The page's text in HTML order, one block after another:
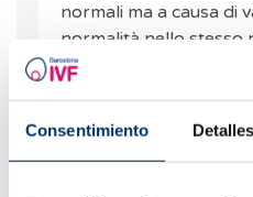
Consentimiento Detalles
normali ma a causa di
normalità nello stesso
chiesto di ripeterli per